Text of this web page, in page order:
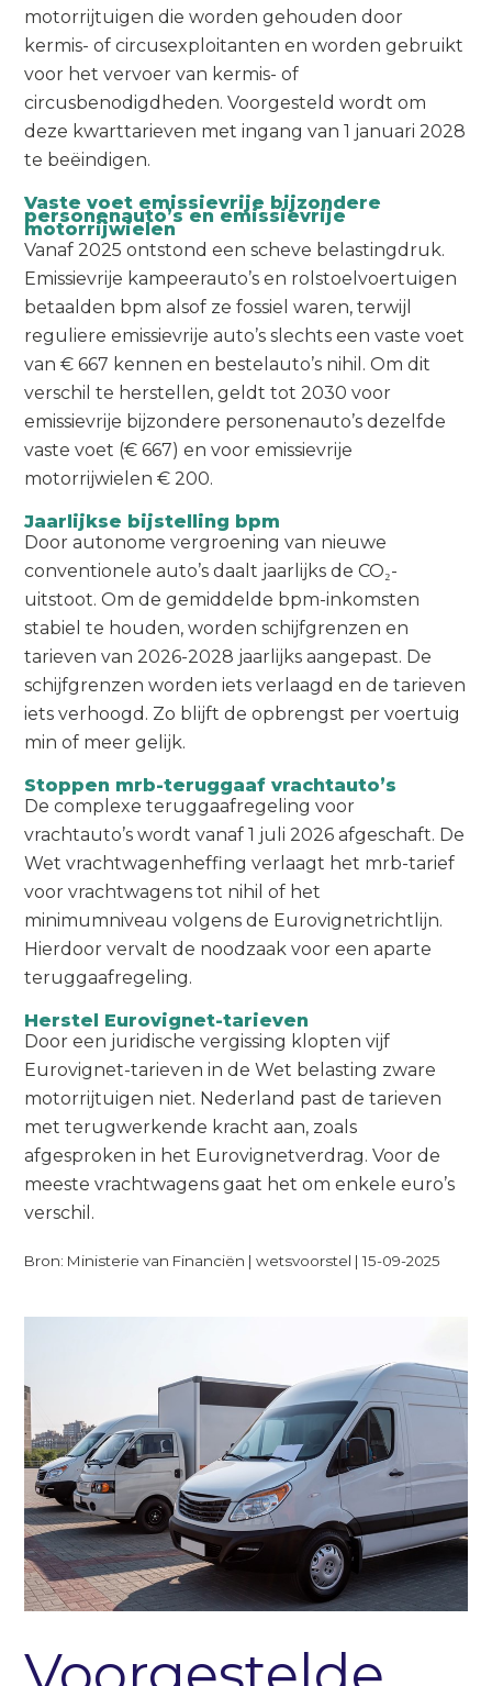
motorrijtuigen die worden gehouden door
kermis- of circusexploitanten en worden gebruikt
voor het vervoer van kermis- of
circusbenodigdheden. Voorgesteld wordt om
deze kwarttarieven met ingang van 1 januari 2028
te beëindigen.
Vaste voet emissievrije bijzondere
personenauto’s en emissievrije
motorrijwielen
Vanaf 2025 ontstond een scheve belastingdruk.
Emissievrije kampeerauto’s en rolstoelvoertuigen
betaalden bpm alsof ze fossiel waren, terwijl
reguliere emissievrije auto’s slechts een vaste voet
van € 667 kennen en bestelauto’s nihil. Om dit
verschil te herstellen, geldt tot 2030 voor
emissievrije bijzondere personenauto’s dezelfde
vaste voet (€ 667) en voor emissievrije
motorrijwielen € 200.
Jaarlijkse bijstelling bpm
Door autonome vergroening van nieuwe
conventionele auto’s daalt jaarlijks de CO₂-
uitstoot. Om de gemiddelde bpm-inkomsten
stabiel te houden, worden schijfgrenzen en
tarieven van 2026-2028 jaarlijks aangepast. De
schijfgrenzen worden iets verlaagd en de tarieven
iets verhoogd. Zo blijft de opbrengst per voertuig
min of meer gelijk.
Stoppen mrb-teruggaaf vrachtauto’s
De complexe teruggaafregeling voor
vrachtauto’s wordt vanaf 1 juli 2026 afgeschaft. De
Wet vrachtwagenheffing verlaagt het mrb-tarief
voor vrachtwagens tot nihil of het
minimumniveau volgens de Eurovignetrichtlijn.
Hierdoor vervalt de noodzaak voor een aparte
teruggaafregeling.
Herstel Eurovignet-tarieven
Door een juridische vergissing klopten vijf
Eurovignet-tarieven in de Wet belasting zware
motorrijtuigen niet. Nederland past de tarieven
met terugwerkende kracht aan, zoals
afgesproken in het Eurovignetverdrag. Voor de
meeste vrachtwagens gaat het om enkele euro’s
verschil.
Bron: Ministerie van Financiën | wetsvoorstel | 15-09-2025